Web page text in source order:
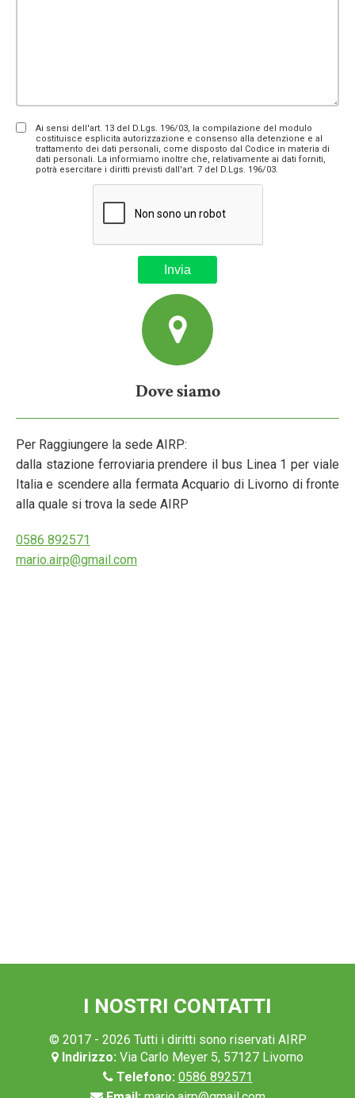
Ai sensi dell'art. 13 del D.Lgs. 196/03, la compilazione del modulo
costituisce esplicita autorizzazione e consenso alla detenzione e al
trattamento dei dati personali, come disposto dal Codice in materia di
dati personali. La informiamo inoltre che, relativamente ai dati forniti,
potrà esercitare i diritti previsti dall'art. 7 del D.Lgs. 196/03.
Dove siamo
Per Raggiungere la sede AIRP:
dalla stazione ferroviaria prendere il bus Linea 1 per viale
Italia e scendere alla fermata Acquario di Livorno di fronte
alla quale si trova la sede AIRP
0586 892571
mario.airp@gmail.com
I NOSTRI CONTATTI
© 2017 - 2026 Tutti i diritti sono riservati AIRP
Indirizzo: Via Carlo Meyer 5, 57127 Livorno
Telefono: 0586 892571